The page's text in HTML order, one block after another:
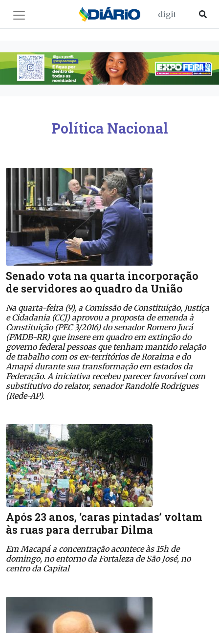
Política Nacional
Senado vota na quarta incorporação
de servidores ao quadro da União
Na quarta-feira (9), a Comissão de Constituição, Justiça
e Cidadania (CCJ) aprovou a proposta de emenda à
Constituição (PEC 3/2016) do senador Romero Jucá
(PMDB-RR) que insere em quadro em extinção do
governo federal pessoas que tenham mantido relação
de trabalho com os ex-territórios de Roraima e do
Amapá durante sua transformação em estados da
Federação. A iniciativa recebeu parecer favorável com
substitutivo do relator, senador Randolfe Rodrigues
(Rede-AP).
Após 23 anos, ‘caras pintadas’ voltam
às ruas para derrubar Dilma
Em Macapá a concentração acontece às 15h de
domingo, no entorno da Fortaleza de São José, no
centro da Capital